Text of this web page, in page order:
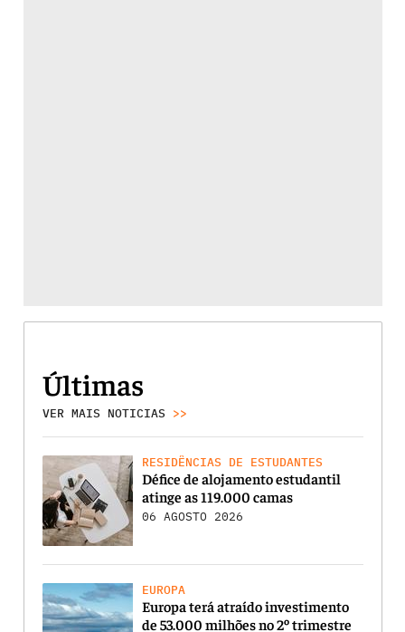
Últimas
VER MAIS NOTICIAS >>
RESIDÊNCIAS DE ESTUDANTES
Défice de alojamento estudantil
atinge as 119.000 camas
06 AGOSTO 2026
EUROPA
Europa terá atraído investimento
de 53.000 milhões no 2º trimestre